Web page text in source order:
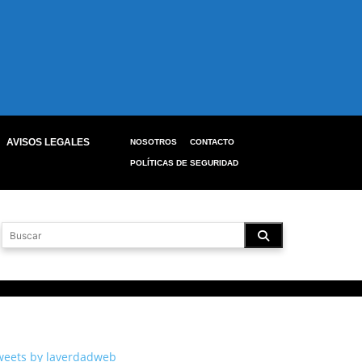
AVISOS LEGALES
NOSOTROS CONTACTO
POLÍTICAS DE SEGURIDAD
by laverdadweb